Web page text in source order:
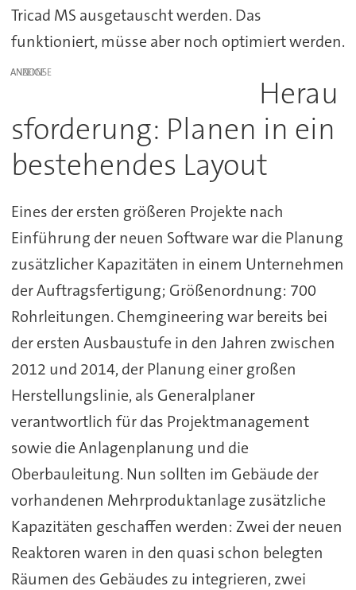
Tricad MS ausgetauscht werden. Das
funktioniert, müsse aber noch optimiert werden.
ANZEIGE
Herau
sforderung: Planen in ein
bestehendes Layout
Eines der ersten größeren Projekte nach
Einführung der neuen Software war die Planung
zusätzlicher Kapazitäten in einem Unternehmen
der Auftragsfertigung; Größenordnung: 700
Rohrleitungen. Chemgineering war bereits bei
der ersten Ausbaustufe in den Jahren zwischen
2012 und 2014, der Planung einer großen
Herstellungslinie, als Generalplaner
verantwortlich für das Projektmanagement
sowie die Anlagenplanung und die
Oberbauleitung. Nun sollten im Gebäude der
vorhandenen Mehrproduktanlage zusätzliche
Kapazitäten geschaffen werden: Zwei der neuen
Reaktoren waren in den quasi schon belegten
Räumen des Gebäudes zu integrieren, zwei